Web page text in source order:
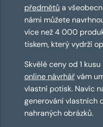
předmětů a
námi můžete
více než 4 000
tiskem, který vydrží
Skvělé ceny od 1
online návrhářvám
vlastní potisk. Navíc
generování vlastních
nahraných obrázků.